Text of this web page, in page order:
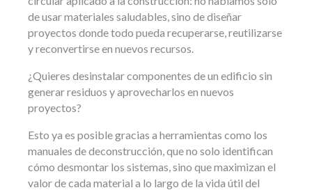
de usar materiales saludables, sino de diseñar
proyectos donde todo pueda recuperarse, reutilizarse
y reconvertirse en nuevos recursos.
¿Quieres desinstalar componentes de un edificio sin
generar residuos y aprovecharlos en nuevos
proyectos?
Esto ya es posible gracias a herramientas como los
manuales de deconstrucción, que no solo identifican
cómo desmontar los sistemas, sino que maximizan el
valor de cada material a lo largo de la vida útil del